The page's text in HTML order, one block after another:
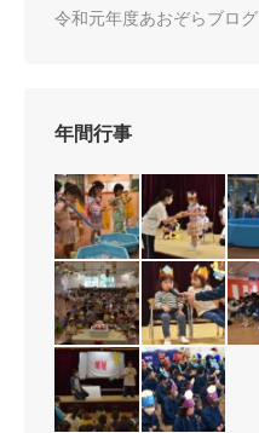
令和元年度あおぞらブログ
年間行事